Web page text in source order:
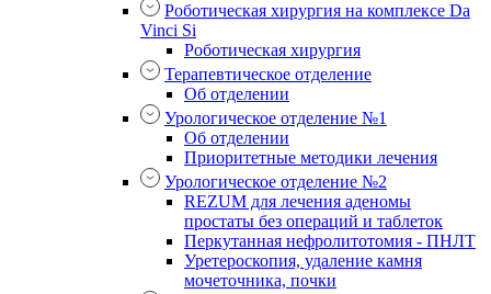
Роботическая хирургия на комплексе Da
Vinci Si
Роботическая хирургия
Терапевтическое отделение
Об отделении
Урологическое отделение №1
Об отделении
Приоритетные методики лечения
Урологическое отделение №2
REZUM для лечения аденомы
простаты без операций и таблеток
Перкутанная нефролитотомия - ПНЛТ
Уретероскопия, удаление камня
мочеточника, почки